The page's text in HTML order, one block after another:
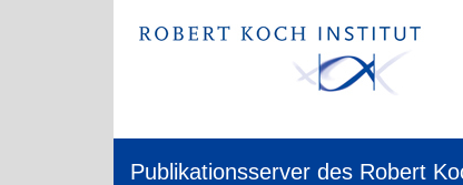
Publikationsserver des Robert